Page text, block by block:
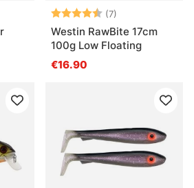
5 SternenBewertung:(7)
Westin RawBite 17cm
100g Low Floating
€16.90